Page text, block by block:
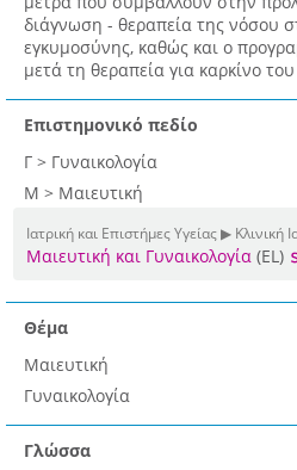
διάγνωση - θεραπεία της νόσου
εγκυμοσύνης, καθώς και ο
μετά τη θεραπεία για καρκίνο
Επιστημονικό πεδίο
Γ > Γυναικολογία
Μ > Μαιευτική
Ιατρική και Επιστήμες Υγείας ▶ Κλινική
Μαιευτική και Γυναικολογία (EL)
Θέμα
Μαιευτική
Γυναικολογία
Γλώσσα